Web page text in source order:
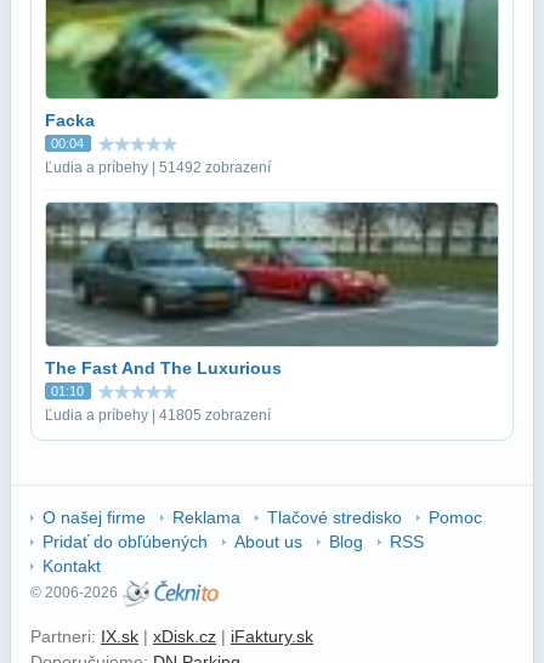
Facka
00:04
Ľudia a príbehy | 51492 zobrazení
The Fast And The Luxurious
01:10
Ľudia a príbehy | 41805 zobrazení
O našej firme Reklama Tlačové stredisko
Pomoc
Pridať do obľúbených
About us Blog
RSS
Kontakt
© 2006-2026
Partneri: IX.sk | xDisk.cz | iFaktury.sk